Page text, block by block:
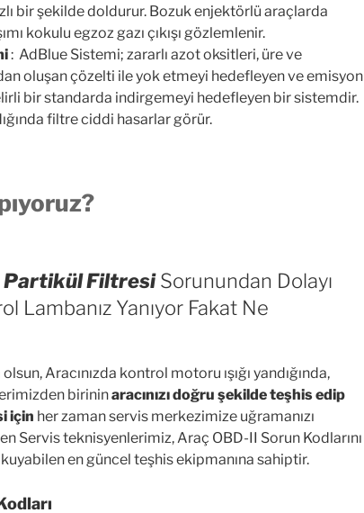
bir şekilde doldurur. Bozuk enjektörlü araçlarda
kokulu egzoz gazı çıkışı gözlemlenir.
: AdBlue Sistemi; zararlı azot oksitleri, üre ve
oluşan çözelti ile yok etmeyi hedefleyen ve emisyon
bir standarda indirgemeyi hedefleyen bir sistemdir.
filtre ciddi hasarlar görür.
Partikül FiltresiSorunundan Dolayı
Lambanız Yanıyor Fakat Ne
Aracınızda kontrol motoru ışığı yandığında,
birininaracınızı doğru şekilde teşhis edip
için her zaman servis merkezimize uğramanızı
Servis teknisyenlerimiz, Araç OBD-II Sorun Kodlarını
en güncel teşhis ekipmanına sahiptir.